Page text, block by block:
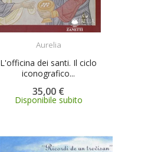
Aurelia
L'officina dei santi. Il ciclo
iconografico...
35,00 €
Disponibile subito